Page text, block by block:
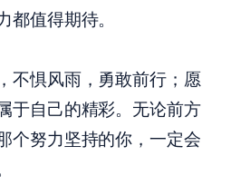
都值得期待。
不惧风雨，勇敢前行；愿
于自己的精彩。无论前方
个努力坚持的你，一定会